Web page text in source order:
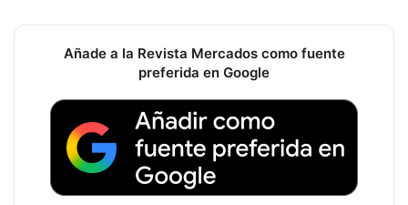
Añade a la Revista Mercados como fuente
preferida en Google